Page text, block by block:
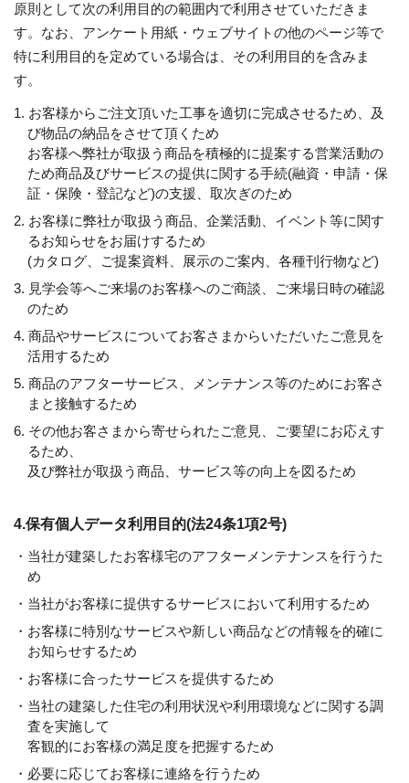
原則として次の利用目的の範囲内で利用させていただきま
す。なお、アンケート用紙・ウェブサイトの他のページ等で
特に利用目的を定めている場合は、その利用目的を含みま
す。
1. お客様からご注文頂いた工事を適切に完成させるため、及
び物品の納品をさせて頂くため
お客様へ弊社が取扱う商品を積極的に提案する営業活動の
ため商品及びサービスの提供に関する手続(融資・申請・保
証・保険・登記など)の支援、取次ぎのため
2. お客様に弊社が取扱う商品、企業活動、イベント等に関す
るお知らせをお届けするため
(カタログ、ご提案資料、展示のご案内、各種刊行物など)
3. 見学会等へご来場のお客様へのご商談、ご来場日時の確認
のため
4. 商品やサービスについてお客さまからいただいたご意見を
活用するため
5. 商品のアフターサービス、メンテナンス等のためにお客さ
まと接触するため
6. その他お客さまから寄せられたご意見、ご要望にお応えす
るため、
及び弊社が取扱う商品、サービス等の向上を図るため
4.保有個人データ利用目的(法24条1項2号)
・当社が建築したお客様宅のアフターメンテナンスを行うた
め
・当社がお客様に提供するサービスにおいて利用するため
・お客様に特別なサービスや新しい商品などの情報を的確に
お知らせするため
・お客様に合ったサービスを提供するため
・当社の建築した住宅の利用状況や利用環境などに関する調
査を実施して
客観的にお客様の満足度を把握するため
・必要に応じてお客様に連絡を行うため